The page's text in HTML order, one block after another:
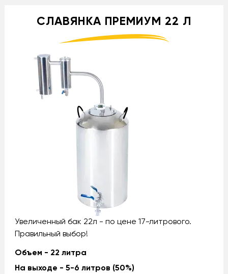
СЛАВЯНКА ПРЕМИУМ 22 Л
Увеличенный бак 22л - по цене 17-литрового.
Правильный выбор!
Объем - 22 литра
На выходе - 5-6 литров (50%)